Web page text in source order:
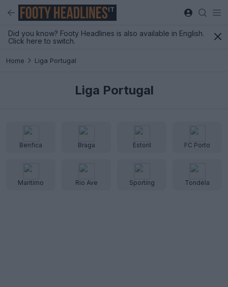
IT
Did you know? Footy Headlines is also available in English.
Click here to switch.
Home Liga Portugal
Liga Portugal
Benfica Braga Estoril FC Porto
Maritimo Rio Ave Sporting Tondela